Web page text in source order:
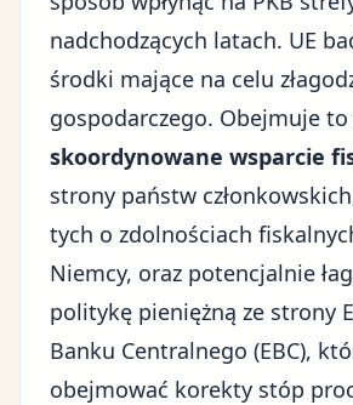
nadchodzących latach. UE
środki mające na celu
gospodarczego. Obejmuje
skoordynowane wsparcie
strony państw
tych o zdolnościach
Niemcy, oraz potencjalnie
politykę pieniężną ze strony
Banku Centralnego (EBC),
obejmować korekty stóp